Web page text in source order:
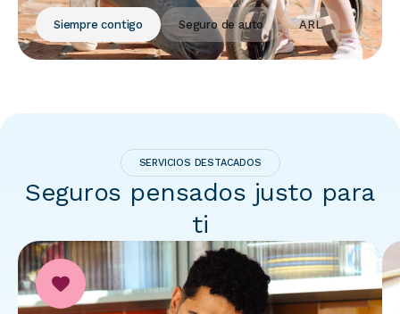
Siempre contigo Seguro de auto ARL
SERVICIOS DESTACADOS
Seguros pensados justo para
ti